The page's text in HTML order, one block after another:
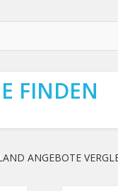
FINDEN
ANGEBOTE